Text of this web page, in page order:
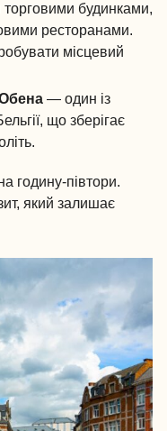
будинками,
ресторанами.
місцевий
— один із
що зберігає
годину-півтори.
який залишає